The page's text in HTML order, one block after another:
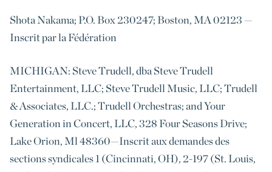
Shota Nakama; P.O. Box 230247; Boston, MA 02123 —
Inscrit par la Fédération
MICHIGAN: Steve Trudell, dba Steve Trudell
Entertainment, LLC; Steve Trudell Music, LLC; Trudell
& Associates, LLC.; Trudell Orchestras; and Your
Generation in Concert, LLC, 328 Four Seasons Drive;
Lake Orion, Ml 48360—Inscrit aux demandes des
sections syndicales1 (Cincinnati, OH), 2-197 (St. Louis,